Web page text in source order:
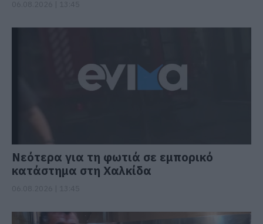
Νεότερα για τη φωτιά σε εμπορικό
κατάστημα στη Χαλκίδα